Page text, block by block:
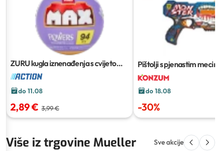
ZURU kugla iznenađenja s cvijetom
94 PCS
do 11.08
2,89 € 3,99 €
Pištolji s pjenastim
do 18.08
-30%
Više iz trgovine Mueller Sve akcije